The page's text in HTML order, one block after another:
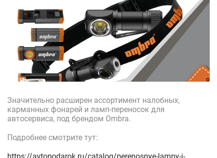
Значительно расширен ассортимент налобных,
карманных фонарей и ламп-переносок для
автосервиса, под брендом Ombra.
Подробнее смотрите тут:
https://avtopodarok.ru/catalog/perenosnye-lampy-i-